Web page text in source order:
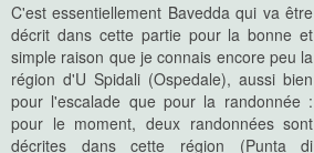
C'est essentiellement Bavedda qui va être
décrit dans cette partie pour la bonne et
simple raison que je connais encore peu la
région d'U Spidali (Ospedale), aussi bien
pour l'escalade que pour la randonnée :
pour le moment, deux randonnées sont
décrites dans cette région (Punta di